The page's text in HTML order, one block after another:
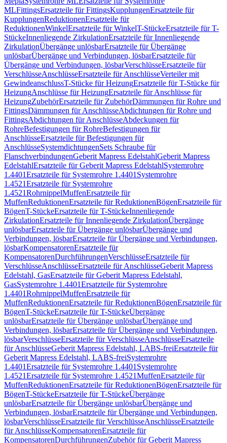
MLFittingsErsatzteile für FittingsKupplungenErsatzteile für
KupplungenReduktionenErsatzteile für
ReduktionenWinkelErsatzteile für WinkelT-StückeErsatzteile für T-
StückeInnenliegende ZirkulationErsatzteile für Innenliegende
ZirkulationÜbergänge unlösbarErsatzteile für Übergänge
unlösbarÜbergänge und Verbindungen, lösbarErsatzteile für
Übergänge und Verbindungen, lösbarVerschlüsseErsatzteile für
VerschlüsseAnschlüsseErsatzteile für AnschlüsseVerteiler mit
GewindeanschlussT-Stücke für HeizungErsatzteile für T-Stücke für
HeizungAnschlüsse für HeizungErsatzteile für Anschlüsse für
HeizungZubehörErsatzteile für ZubehörDämmungen für Rohre und
FittingsDämmungen für AnschlüsseAbdichtungen für Rohre und
FittingsAbdichtungen für AnschlüsseAbdeckungen für
RohreBefestigungen für RohreBefestigungen für
AnschlüsseErsatzteile für Befestigungen für
AnschlüsseSystemdichtungenSets Schraube für
FlanschverbindungenGeberit Mapress EdelstahlGeberit Mapress
EdelstahlErsatzteile für Geberit Mapress EdelstahlSystemrohre
1.4401Ersatzteile für Systemrohre 1.4401 Systemrohre
1.4521Ersatzteile für Systemrohre
1.4521RohrnippelMuffenErsatzteile für
MuffenReduktionenErsatzteile für ReduktionenBögenErsatzteile für
BögenT-StückeErsatzteile für T-StückeInnenliegende
ZirkulationErsatzteile für Innenliegende ZirkulationÜbergänge
unlösbarErsatzteile für Übergänge unlösbarÜbergänge und
Verbindungen, lösbarErsatzteile für Übergänge und Verbindungen,
lösbarKompensatorenErsatzteile für
KompensatorenDurchführungenVerschlüsseErsatzteile für
VerschlüsseAnschlüsseErsatzteile für AnschlüsseGeberit Mapress
Edelstahl, GasErsatzteile für Geberit Mapress Edelstahl,
GasSystemrohre 1.4401Ersatzteile für Systemrohre
1.4401RohrnippelMuffenErsatzteile für
MuffenReduktionenErsatzteile für ReduktionenBögenErsatzteile für
BögenT-StückeErsatzteile für T-StückeÜbergänge
unlösbarErsatzteile für Übergänge unlösbarÜbergänge und
Verbindungen, lösbarErsatzteile für Übergänge und Verbindungen,
lösbarVerschlüsseErsatzteile für VerschlüsseAnschlüsseErsatzteile
für AnschlüsseGeberit Mapress Edelstahl, LABS-freiErsatzteile für
Geberit Mapress Edelstahl, LABS-freiSystemrohre
1.4401Ersatzteile für Systemrohre 1.4401 Systemrohre
1.4521Ersatzteile für Systemrohre 1.4521MuffenErsatzteile für
MuffenReduktionenErsatzteile für ReduktionenBögenErsatzteile für
BögenT-StückeErsatzteile für T-StückeÜbergänge
unlösbarErsatzteile für Übergänge unlösbarÜbergänge und
Verbindungen, lösbarErsatzteile für Übergänge und Verbindungen,
lösbarVerschlüsseErsatzteile für VerschlüsseAnschlüsseErsatzteile
für AnschlüsseKompensatorenErsatzteile für
KompensatorenDurchführungenZubehör für Geberit Mapress